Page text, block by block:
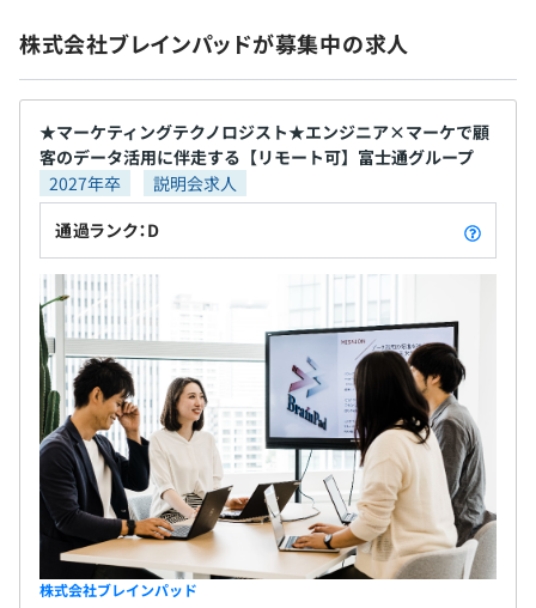
▪️株式会社りそなホールディングス
業界他社に一歩先んじたデジタル化を進める同社と資本業
務提携。「金融✕データ」の力で、新しいい銀行の形と地
域経済への貢献を目指す。
その他多数
【プロダクト一覧】
◆パーソナライズ基盤・施策実行
・Rtoaster（アールトースター）レコメンドエンジン・プ
ライベートDMP・CDP
・Ligla（リグラ）LINE特化型マーケティングオートメー
ション
・Probance（プロバンス）BtoC向け マーケティングオ
ートメーション
・Conomi（コノミ）マッチングエンジン
・exQuick（イクスクイック）ダイナミックセグメンテー
ションシステム
・夏季休暇
・年末年始休暇
・その他会社が定めた休日
・年次有給休暇（入社3カ月経過後の翌月1日に付与、半
日単位での取得可能）
・慶弔休暇
・介護休業
・産前産後休暇制度
・育児休業制度 など
・残業代
・交通費
・SKILL-UP-AID ※個人のスキルアップのためにできる
制度（年額12万円まで）
・住宅手当 ※新卒入社者は入社後3年間、家賃に対する
一部（月2万円）補助
役員及び管理的地位にある者に占める女性の割合
管理職6.3%
活用した生産性や効率性の改善、および革新を求め
る機運は確実に高まり続け、その実現のために必要
な技術が次々と生み出され、その活用が期待されて
います。私たちはまさに、その真価が問われる時代を
迎え、使命の実現に向かって具体的に歩んで行くス
テージへと入りました。 プロフェッショナルとし
て、日々業務に取り組む社員は、素粒子物理学の博
士号保有者から数学者や元大学教員、大手広告代理
店やアドテクノロジー企業からの転職者など、多様
性に富んだ、高度な経験をもつ人材が多数在籍して
おります。 彼らとともに高め合い、刺激を与え合い
ながら成長し、当社の新しいフェーズをつくり上げ
ていく仲間を歓迎いたします。 当社は、働きやすい
環境づくりに注力しています。月残業時間は11時間
以内のため、プライベートも充実。 また、リモート
勤務も可能で、在宅／出社を選んで働くことができ
ます。 フレックス制のコアタイムは11:00～16:00の
ため、自分の業務量やその日のスケジュールに合わ
せて出社でき、お子さんの送り迎えなど子育て世代
をはじめとして好評です。 ※昨年オフィスを移転。
株式会社ブレインパッドが募集中の求人
★マーケティングテクノロジスト★エンジニア×マーケで顧
客のデータ活用に伴走する【リモート可】富士通グループ
2027年卒
説明会求人
通過ランク：D
株式会社ブレインパッド